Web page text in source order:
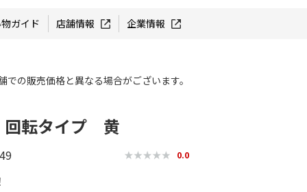
ガイド 店舗情報 企業情報
の販売価格と異なる場合がございます。
転タイプ 黄
0.0